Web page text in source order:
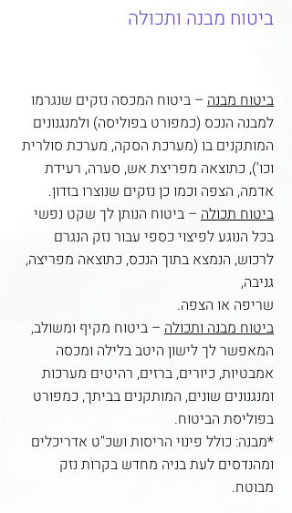
ביטוח מבנה ותכולה
ביטוח מבנה – ביטוח המכסה נזקים שנגרמו
למבנה הנכס (כמפורט בפוליסה) ולמנגנונים
המותקנים בו (מערכת הסקה, מערכת סולרית
וכו'), כתוצאה מפריצת אש, סערה, רעידת
אדמה, הצפה וכמו כן נזקים שנוצרו בזדון.
ביטוח תכולה – ביטוח הנותן לך שקט נפשי
בכל הנוגע לפיצוי כספי עבור נזק הנגרם
לרכוש, הנמצא בתוך הנכס, כתוצאה מפריצה,
גניבה,
שריפה או הצפה.
ביטוח מבנה ותכולה – ביטוח מקיף ומשולב,
המאפשר לך לישון היטב בלילה ומכסה
אמבטיות, כיורים, ברזים, רהיטים מערכות
ומנגנונים שונים, המותקנים בביתך, כמפורט
בפוליסת הביטוח.
*מבנה: כולל פינוי הריסות ושכ"ט אדריכלים
ומהנדסים לעת בניה מחדש בקרוֹת נזק
מבוטח.